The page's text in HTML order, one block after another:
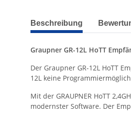
weitere Registerkarten anzeigen
Beschreibung
Graupner GR-12L HoTT
Der Graupner GR-12L HoTT
12L keine
Mit der GRAUPNER HoTT
modernster Software. Der